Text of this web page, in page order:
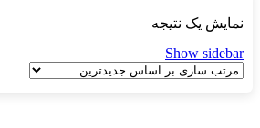
نمایش یک نتیجه
Show sidebar